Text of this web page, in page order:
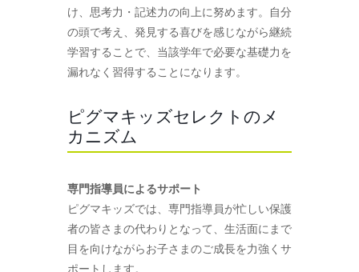
け、思考力・記述力の向上に努めます。自分
の頭で考え、発見する喜びを感じながら継続
学習することで、当該学年で必要な基礎力を
漏れなく習得することになります。
ピグマキッズセレクトのメ
カニズム
専門指導員によるサポート
ピグマキッズでは、専門指導員が忙しい保護
者の皆さまの代わりとなって、生活面にまで
目を向けながらお子さまのご成長を力強くサ
ポートします。